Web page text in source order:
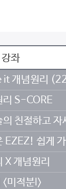
좌
개념원리
S-CORE
친절하고 자
쉽게 가
개념원리
미적분l>